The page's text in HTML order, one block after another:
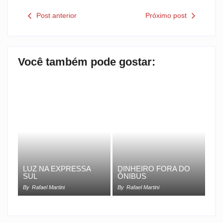
Post anterior Próximo post
Você também pode gostar:
LUZ NA EXPRESSA
SUL
By Rafael Martini
DINHEIRO FORA DO
ÔNIBUS
By Rafael Martini